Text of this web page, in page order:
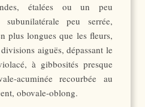
étalées ou un peu
peu serrée,
plus longues que les fleurs,
aiguës, dépassant le
à gibbosités presque
acuminée recourbée au
obovale-oblong.